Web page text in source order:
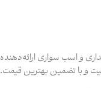
و اسب‌ سواری ارائه‌دهنده
و با تضمین بهترین قیمت.